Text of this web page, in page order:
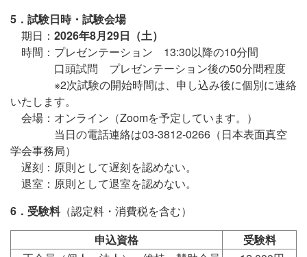
5．試験日時・試験会場
期日： 2026年8月29日（土）
時間：プレゼンテーション 13:30以降の10分間
口頭試問 プレゼンテーション後の50分間程度
※2次試験の開始時間は、申し込み後に個別に連絡
いたします。
会場：オンライン（Zoomを予定しています。）
当日の電話連絡は03-3812-0266（日本表面真空
学会事務局）
遅刻：原則として遅刻を認めない。
退室：原則として退室を認めない。
6．受験料（認定料・消費税を含む）
申込資格
受験料